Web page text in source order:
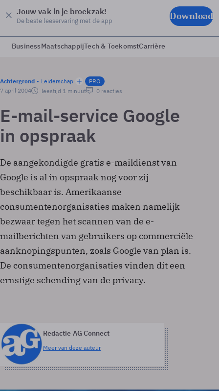
Jouw vak in je broekzak!
De beste leeservaring met de app Download
BusinessMaatschappijTech & ToekomstCarrière
Achtergrond Leiderschap
PRO
7 april 2004
leestijd 1 minuut 0 reacties
E-mail-service Google
in opspraak
De aangekondigde gratis e-maildienst van
Google is al in opspraak nog voor zij
beschikbaar is. Amerikaanse
consumentenorganisaties maken namelijk
bezwaar tegen het scannen van de e-
mailberichten van gebruikers op commerciële
aanknopingspunten, zoals Google van plan is.
De consumentenorganisaties vinden dit een
ernstige schending van de privacy.
Redactie AG Connect
Meer van deze auteur